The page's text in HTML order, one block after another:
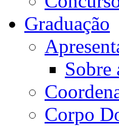
Graduação
Sobre
Corpo